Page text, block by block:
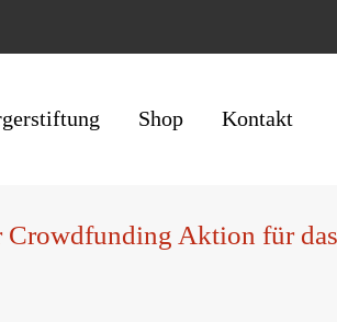
Shop Kontakt
Aktion für